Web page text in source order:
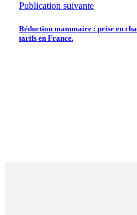
Publication suivante
Réduction mammaire : prise en
tarifs en France.